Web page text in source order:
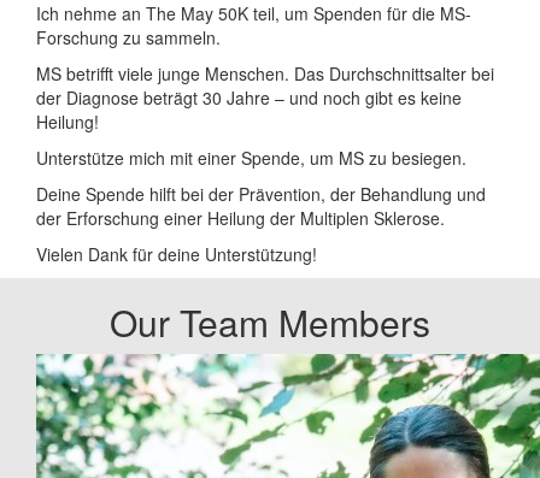
Ich nehme an The May 50K teil, um Spenden für die MS-
Forschung zu sammeln.
MS betrifft viele junge Menschen. Das Durchschnittsalter bei
der Diagnose beträgt 30 Jahre – und noch gibt es keine
Heilung!
Unterstütze mich mit einer Spende, um MS zu besiegen.
Deine Spende hilft bei der Prävention, der Behandlung und
der Erforschung einer Heilung der Multiplen Sklerose.
Vielen Dank für deine Unterstützung!
Our Team Members